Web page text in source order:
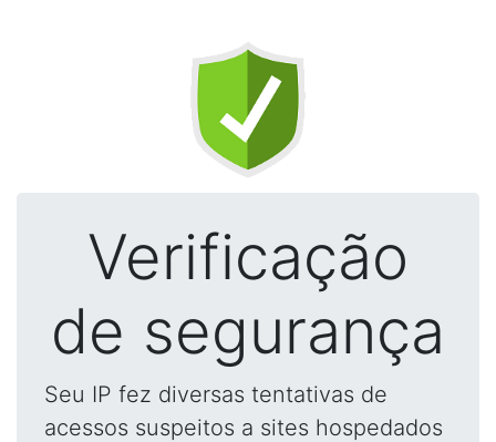
Verificação
de segurança
Seu IP fez diversas tentativas de
acessos suspeitos a sites hospedados